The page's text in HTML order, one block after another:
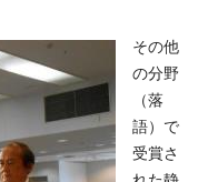
その他
の分野
（落
語）で
受賞さ